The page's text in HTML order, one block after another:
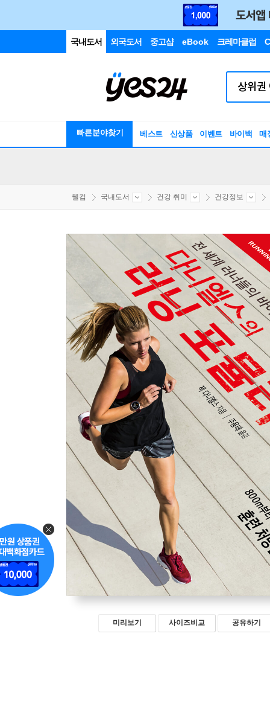
국내도서 외국도서 중고샵 eBook 크레마클럽
빠른분야찾기 베스트 신상품 이벤트 바이백 매
웰컴 국내도서 건강 취미 건강정보
미리보기 사이즈비교 공유하기